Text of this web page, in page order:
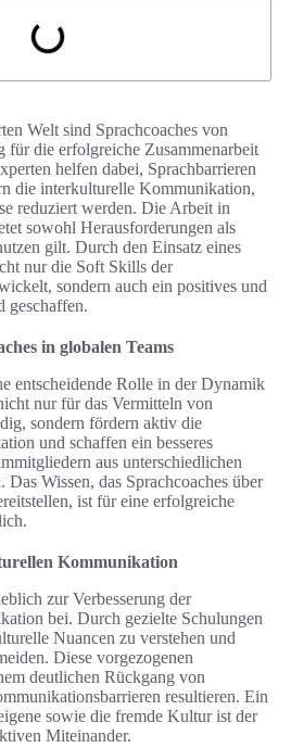
Welt sind Sprachcoaches von
für die erfolgreiche Zusammenarbeit
helfen dabei, Sprachbarrieren
die interkulturelle Kommunikation,
reduziert werden. Die Arbeit in
sowohl Herausforderungen als
gilt. Durch den Einsatz eines
nur die Soft Skills der
sondern auch ein positives und
geschaffen.
in globalen Teams
entscheidende Rolle in der Dynamik
nur für das Vermitteln von
sondern fördern aktiv die
und schaffen ein besseres
aus unterschiedlichen
Wissen, das Sprachcoaches über
ist für eine erfolgreiche
Kommunikation
zur Verbesserung der
bei. Durch gezielte Schulungen
Nuancen zu verstehen und
Diese vorgezogenen
deutlichen Rückgang von
resultieren. Ein
sowie die fremde Kultur ist der
Miteinander.